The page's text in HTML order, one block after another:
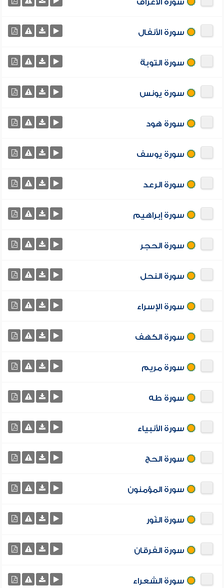
سورة الأعراف
سورة الأنفال
سورة التوبة
سورة يونس
سورة هود
سورة يوسف
سورة الرعد
سورة إبراهيم
سورة الحجر
سورة النحل
سورة الإسراء
سورة الكهف
سورة مريم
سورة طه
سورة الأنبياء
سورة الحج
سورة المؤمنون
سورة النّور
سورة الفرقان
سورة الشعراء